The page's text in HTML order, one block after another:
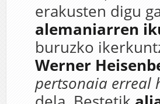
erakusten digu
alemaniarren
buruzko
Werner
pertsonaia erreal